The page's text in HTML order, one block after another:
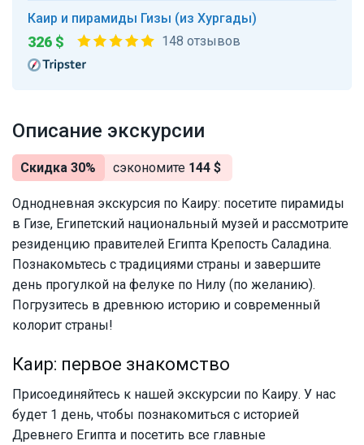
Описание экскурсии
Скидка 30% сэкономите 144 $
Однодневная экскурсия по Каиру: посетите пирамиды
в Гизе, Египетский национальный музей и рассмотрите
резиденцию правителей Египта Крепость Саладина.
Познакомьтесь с традициями страны и завершите
день прогулкой на фелуке по Нилу (по желанию).
Погрузитесь в древнюю историю и современный
колорит страны!
Каир: первое знакомство
Присоединяйтесь к нашей экскурсии по Каиру. У нас
будет 1 день, чтобы познакомиться с историей
Древнего Египта и посетить все главные
Каир и пирамиды Гизы (из Хургады)
326 $ 148 отзывов